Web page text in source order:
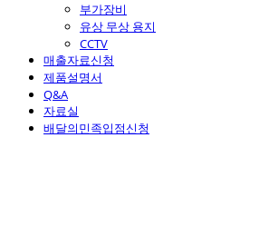
부가장비
유상 무상 용지
CCTV
매출자료신청
제품설명서
Q&A
자료실
배달의민족입점신청